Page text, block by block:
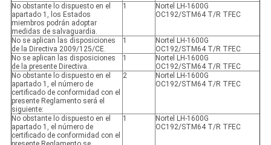
No obstante lo dispuesto en el
apartado 1, los Estados
miembros podrán adoptar
medidas de salvaguardia.
1
Nortel LH-1600G
OC192/STM64 T/R TFEC
No se aplican las disposiciones
de la Directiva 2009/125/CE.
1
Nortel LH-1600G
OC192/STM64 T/R TFEC
No se aplican las disposiciones
de la presente Directiva.
1
Nortel LH-1600G
OC192/STM64 T/R TFEC
No obstante lo dispuesto en el
apartado 1, el número de
certificado de conformidad con el
presente Reglamento será el
siguiente:
2
Nortel LH-1600G
OC192/STM64 T/R TFEC
No obstante lo dispuesto en el
apartado 1, el número de
certificado de conformidad con el
1
Nortel LH-1600G
OC192/STM64 T/R TFEC